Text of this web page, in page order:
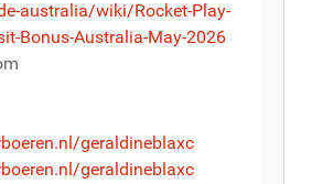
australia/wiki/Rocket-Play-
Bonus-Australia-May-2026
geraldineblaxc
geraldineblaxc